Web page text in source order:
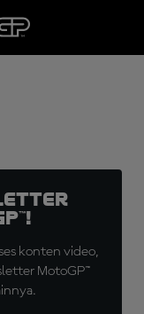
konten video,
MotoGP™